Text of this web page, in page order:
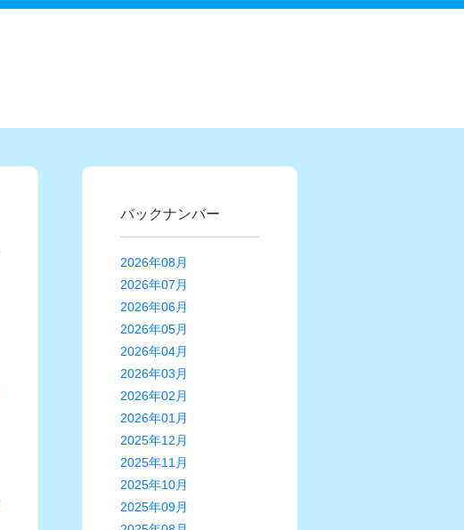
バックナンバー
2026年08月
2026年07月
2026年06月
2026年05月
2026年04月
2026年03月
2026年02月
2026年01月
2025年12月
2025年11月
2025年10月
2025年09月